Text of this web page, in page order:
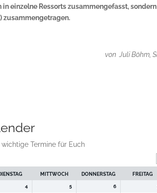
in einzelne Ressorts zusammengefasst,
zusammengetragen.
von Juli Böhm,
Termine für Euch
MITTWOCH DONNERSTAG FREITAG
4 5 6